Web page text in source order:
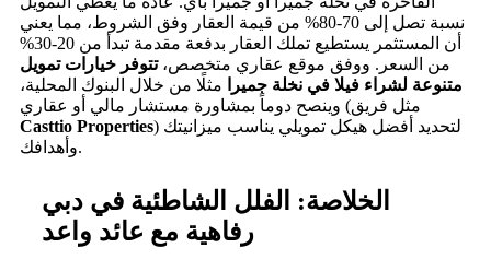
نسبة تصل إلى 70-80% من قيمة العقار وفق الشروط، مما يعني
أن المستثمر يستطيع تملك العقار بدفعة مقدمة تبدأ من 20-30%
من السعر. ووفق موقع عقاري متخصص،تتوفر خيارات تمويل
متنوعة لشراء فيلا في نخلة جميرا
مثلًا من خلال البنوك المحلية،
وينصح دوماً بمشاورة مستشار مالي أو عقاري (مثل فريق
Casttio Properties) لتحديد أفضل هيكل تمويلي يناسب ميزانيتك
وأهدافك.
الخلاصة: الفلل الشاطئية في دبي
رفاهية مع عائد واعد